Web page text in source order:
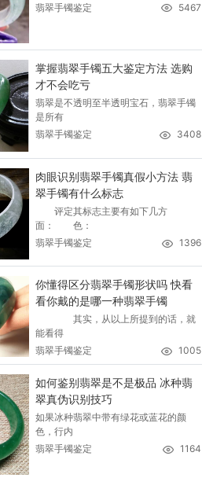
翡翠手镯鉴定
5467
掌握翡翠手镯五大鉴定方法 选购
才不会吃亏
翡翠是不透明至半透明宝石，翡翠手镯
是所有
翡翠手镯鉴定
3408
肉眼识别翡翠手镯真假小方法 翡
翠手镯有什么标志
评定其标志主要有如下几方
面： 色：
翡翠手镯鉴定
1396
你懂得区分翡翠手镯形状吗 快看
看你戴的是哪一种翡翠手镯
其实，从以上所提到的话，就
能看得
翡翠手镯鉴定
1005
如何鉴别翡翠是不是极品 冰种翡
翠真伪识别技巧
如果冰种翡翠中带有绿花或蓝花的颜
色，行内
翡翠手镯鉴定
1164